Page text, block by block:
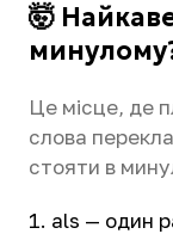
🤯
Це місце, де
слова
стояти в
als — один